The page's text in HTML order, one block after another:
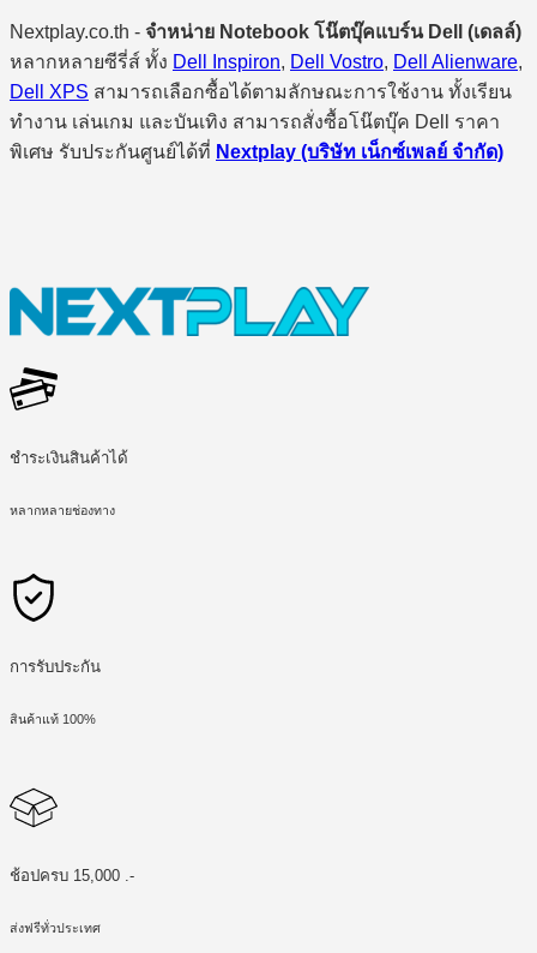
Nextplay.co.th - จำหน่าย Notebook โน๊ตบุ๊คแบร์น Dell (เดลล์)
หลากหลายซีรี่ส์ ทั้ง Dell Inspiron, Dell Vostro, Dell Alienware,
Dell XPS สามารถเลือกซื้อได้ตามลักษณะการใช้งาน ทั้งเรียน
ทำงาน เล่นเกม และบันเทิง สามารถสั่งซื้อโน๊ตบุ๊ค Dell ราคา
พิเศษ รับประกันศูนย์ได้ที่ Nextplay (บริษัท เน็กซ์เพลย์ จำกัด)
ชำระเงินสินค้าได้
หลากหลายช่องทาง
การรับประกัน
สินค้าแท้ 100%
ช้อปครบ 15,000 .-
ส่งฟรีทั่วประเทศ